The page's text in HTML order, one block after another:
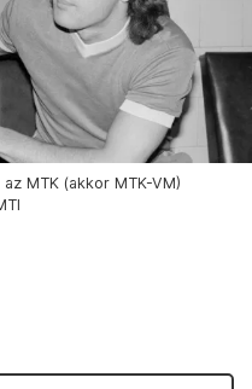
MTK (akkor MTK-VM)